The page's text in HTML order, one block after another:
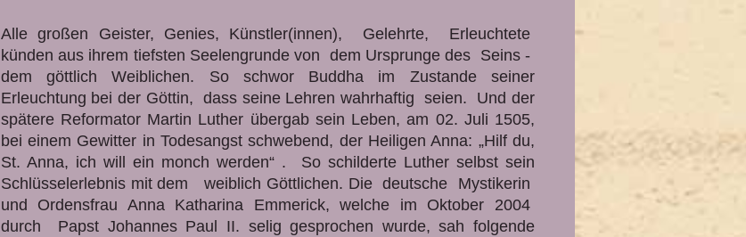
Alle großen Geister, Genies, Künstler(innen), Gelehrte, Erleuchtete
künden aus ihrem tiefsten Seelengrunde von dem Ursprunge des Seins -
dem göttlich Weiblichen. So schwor Buddha im Zustande seiner
Erleuchtung bei der Göttin, dass seine Lehren wahrhaftig seien. Und der
spätere Reformator Martin Luther übergab sein Leben, am 02. Juli 1505,
bei einem Gewitter in Todesangst schwebend, der Heiligen Anna: „Hilf du,
St. Anna, ich will ein monch werden“ . So schilderte Luther selbst sein
Schlüsselerlebnis mit dem weiblich Göttlichen. Die deutsche Mystikerin
und Ordensfrau Anna Katharina Emmerick, welche im Oktober 2004
durch Papst Johannes Paul II. selig gesprochen wurde, sah folgende